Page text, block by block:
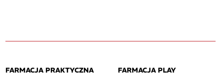
FARMACJA PRAKTYCZNA
FARMACJA PLAY